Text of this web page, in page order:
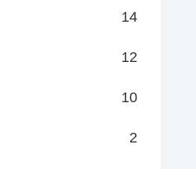
14
12
10
2